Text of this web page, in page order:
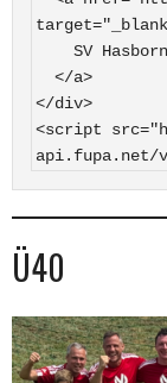
</div>
<script
api.fupa.net/
Ü40